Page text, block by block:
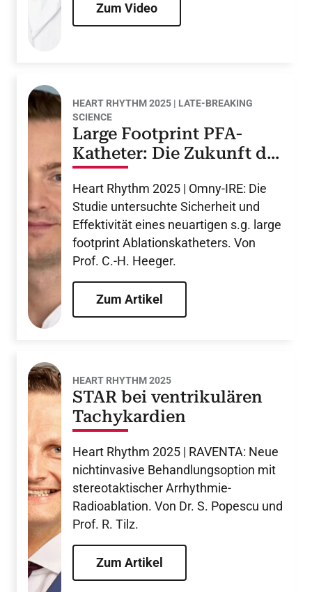
Zum Video
HEART RHYTHM 2025 | LATE-BREAKING
SCIENCE
Large Footprint PFA-
Katheter: Die Zukunft der
Katheterablation?
Heart Rhythm 2025 | Omny-IRE: Die
Studie untersuchte Sicherheit und
Effektivität eines neuartigen s.g. large
footprint Ablationskatheters. Von
Prof. C.-H. Heeger.
Zum Artikel
HEART RHYTHM 2025
STAR bei ventrikulären
Tachykardien
Heart Rhythm 2025 | RAVENTA: Neue
nichtinvasive Behandlungsoption mit
stereotaktischer Arrhythmie-
Radioablation. Von Dr. S. Popescu und
Prof. R. Tilz.
Zum Artikel